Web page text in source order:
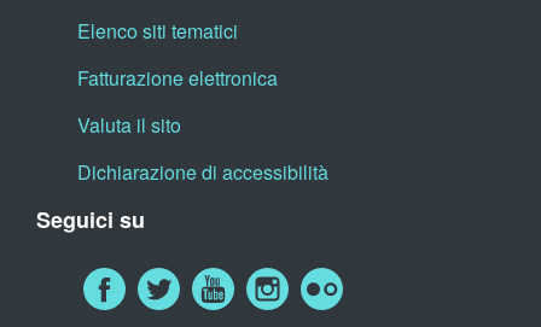
Elenco siti tematici
Fatturazione elettronica
Valuta il sito
Dichiarazione di accessibilità
Seguici su